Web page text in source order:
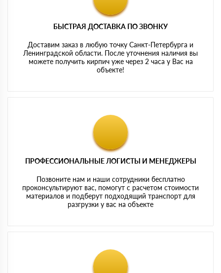
БЫСТРАЯ ДОСТАВКА ПО ЗВОНКУ
Доставим заказ в любую точку Санкт-Петербурга и
Ленинградской области. После уточнения наличия вы
можете получить кирпич уже через 2 часа у Вас на
объекте!
ПРОФЕССИОНАЛЬНЫЕ ЛОГИСТЫ И МЕНЕДЖЕРЫ
Позвоните нам и наши сотрудники бесплатно
проконсультируют вас, помогут с расчетом стоимости
материалов и подберут подходящий транспорт для
разгрузки у вас на объекте